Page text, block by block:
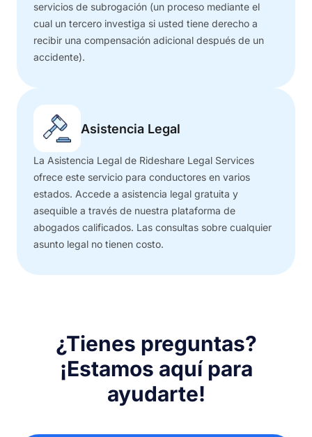
servicios de subrogación (un proceso mediante el
cual un tercero investiga si usted tiene derecho a
recibir una compensación adicional después de un
accidente).
Asistencia Legal
La Asistencia Legal de Rideshare Legal Services
ofrece este servicio para conductores en varios
estados. Accede a asistencia legal gratuita y
asequible a través de nuestra plataforma de
abogados calificados. Las consultas sobre cualquier
asunto legal no tienen costo.
¿Tienes preguntas?
¡Estamos aquí para
ayudarte!